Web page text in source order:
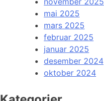
mai 2025
mars 2025
februar 2025
januar 2025
desember 2024
oktober 2024